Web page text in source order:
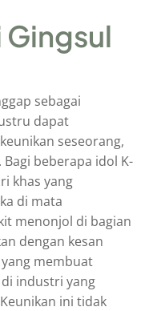
Gingsul
sebagai
dapat
seseorang,
beberapa idol K-
khas yang
di mata
menonjol di bagian
dengan kesan
membuat
industri yang
ini tidak